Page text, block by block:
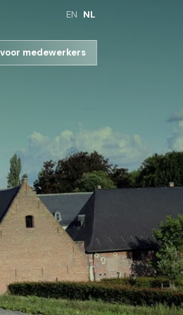
EN NL
voor medewerkers